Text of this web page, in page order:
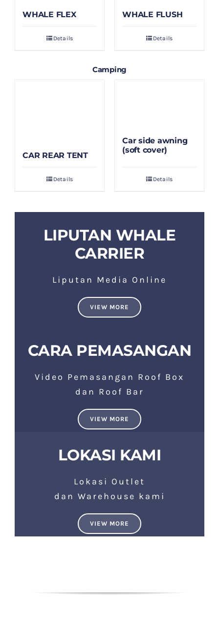
WHALE FLEX
Details
WHALE FLUSH
Details
Camping
CAR REAR TENT
Details
Car side awning
(soft cover)
Details
LIPUTAN WHALE
CARRIER
Liputan Media Online
VIEW MORE
CARA PEMASANGAN
Video Pemasangan Roof Box
dan Roof Bar
VIEW MORE
LOKASI KAMI
Lokasi Outlet
dan Warehouse kami
VIEW MORE